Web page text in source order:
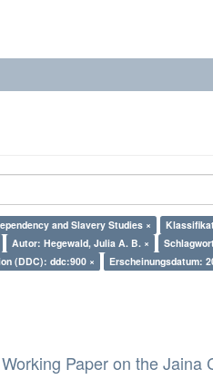
and Slavery Studies ×
Autor: Hegewald, Julia A. B. ×
(DDC): ddc:900 × Erscheinungsdatum:
Paper on the Jaina